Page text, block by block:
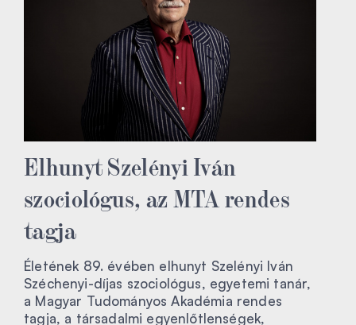
Elhunyt Szelényi Iván
szociológus, az MTA rendes
tagja
Életének 89. évében elhunyt Szelényi Iván
Széchenyi-díjas szociológus, egyetemi tanár,
a Magyar Tudományos Akadémia rendes
tagja, a társadalmi egyenlőtlenségek,